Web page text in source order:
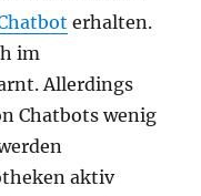
erhalten.
im
Allerdings
Chatbots wenig
aktiv